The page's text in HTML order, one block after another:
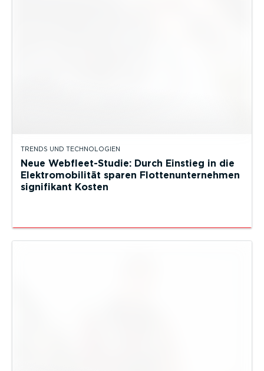
TRENDS UND TECHNOLOGIEN
Neue Webfleet-Studie: Durch Einstieg in die
Elektromobilität sparen Flottenunternehmen
signifikant Kosten